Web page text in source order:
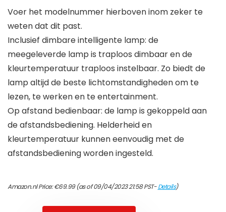
Voer het modelnummer hierboven inom zeker te
weten dat dit past.
Inclusief dimbare intelligente lamp: de
meegeleverde lamp is traploos dimbaar en de
kleurtemperatuur traploos instelbaar. Zo biedt de
lamp altijd de beste lichtomstandigheden om te
lezen, te werken en te entertainment.
Op afstand bedienbaar: de lamp is gekoppeld aan
de afstandsbediening. Helderheid en
kleurtemperatuur kunnen eenvoudig met de
afstandsbediening worden ingesteld.
Amazon.nl Price:€69.99(as of 09/04/2023 21:58 PST-Details)